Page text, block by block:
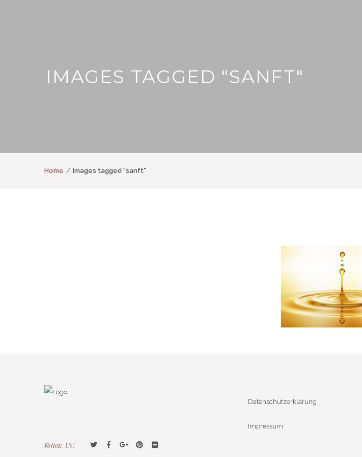
IMAGES TAGGED "SANFT"
Home Images tagged "sanft"
Follow Us:
Datenschutzerklärung
Impressum